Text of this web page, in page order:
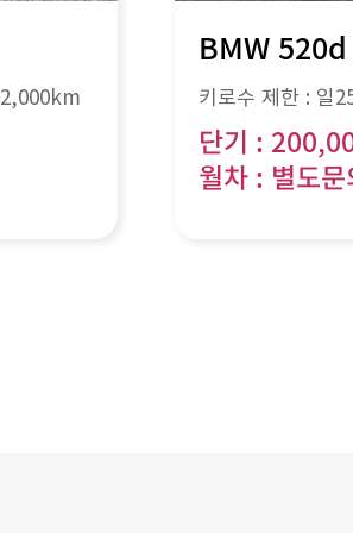
2,000km
BMW
키로수 제한 : 일
단기 :
월차 : 별도문